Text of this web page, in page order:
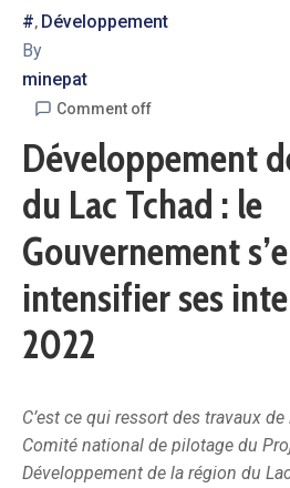
#‚ Développement
By
minepat
Comment off
Développement
du Lac Tchad : le
Gouvernement
intensifier ses
2022
C’est ce qui ressort des travaux
Comité national de pilotage du
Développement de la région du